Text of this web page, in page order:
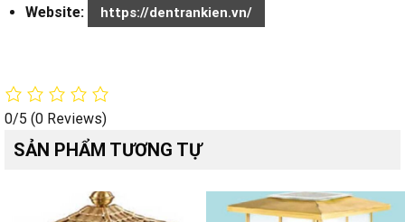
Website:
https://dentrankien.vn/
0/5 (0 Reviews)
SẢN PHẨM TƯƠNG TỰ